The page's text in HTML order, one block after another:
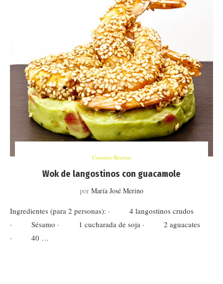
Consejos Recetas
Wok de langostinos con guacamole
por María José Merino
Ingredientes (para 2 personas): · 4 langostinos crudos
· Sésamo · 1 cucharada de soja · 2 aguacates
· 40 …